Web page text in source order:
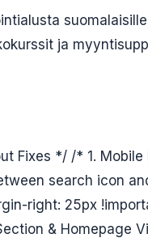
ja
Fixes */ /* 1.
search icon
right: 25px
& Homepage